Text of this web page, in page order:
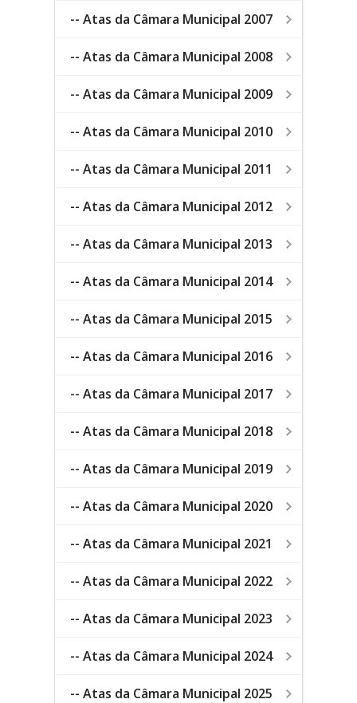
-- Atas da Câmara Municipal 2007
-- Atas da Câmara Municipal 2008
-- Atas da Câmara Municipal 2009
-- Atas da Câmara Municipal 2010
-- Atas da Câmara Municipal 2011
-- Atas da Câmara Municipal 2012
-- Atas da Câmara Municipal 2013
-- Atas da Câmara Municipal 2014
-- Atas da Câmara Municipal 2015
-- Atas da Câmara Municipal 2016
-- Atas da Câmara Municipal 2017
-- Atas da Câmara Municipal 2018
-- Atas da Câmara Municipal 2019
-- Atas da Câmara Municipal 2020
-- Atas da Câmara Municipal 2021
-- Atas da Câmara Municipal 2022
-- Atas da Câmara Municipal 2023
-- Atas da Câmara Municipal 2024
-- Atas da Câmara Municipal 2025